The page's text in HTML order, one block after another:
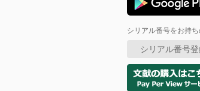
シリアル番号をお持
シリアル番号